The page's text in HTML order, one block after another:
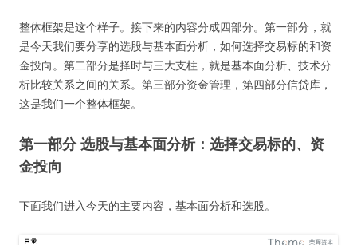
整体框架是这个样子。接下来的内容分成四部分。第一部分，就
是今天我们要分享的选股与基本面分析，如何选择交易标的和资
金投向。第二部分是择时与三大支柱，就是基本面分析、技术分
析比较关系之间的关系。第三部分资金管理，第四部分信贷库，
这是我们一个整体框架。
第一部分 选股与基本面分析：选择交易标的、资
金投向
下面我们进入今天的主要内容，基本面分析和选股。